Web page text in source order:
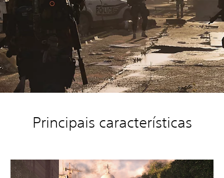
Principais características